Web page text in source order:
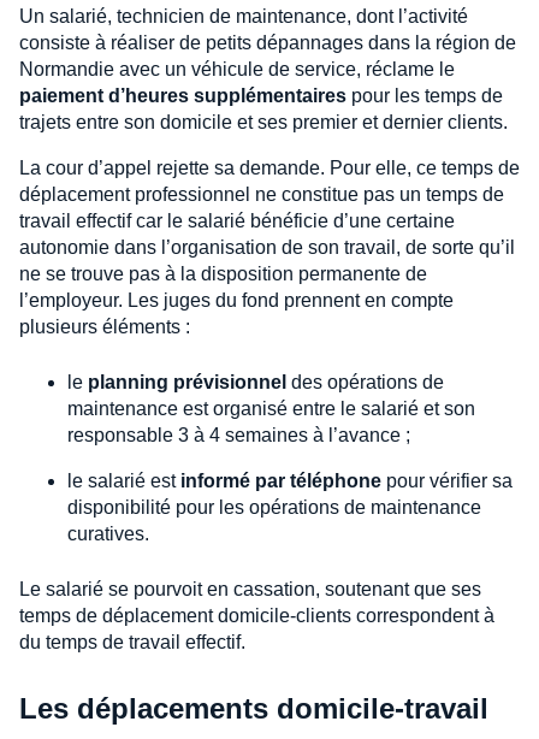
Un salarié, technicien de maintenance, dont l’activité
consiste à réaliser de petits dépannages dans la région de
Normandie avec un véhicule de service, réclame le
paiement d’heures supplémentaires pour les temps de
trajets entre son domicile et ses premier et dernier clients.
La cour d’appel rejette sa demande. Pour elle, ce temps de
déplacement professionnel ne constitue pas un temps de
travail effectif car le salarié bénéficie d’une certaine
autonomie dans l’organisation de son travail, de sorte qu’il
ne se trouve pas à la disposition permanente de
l’employeur. Les juges du fond prennent en compte
plusieurs éléments :
le planning prévisionnel des opérations de
maintenance est organisé entre le salarié et son
responsable 3 à 4 semaines à l’avance ;
le salarié est informé par téléphone pour vérifier sa
disponibilité pour les opérations de maintenance
curatives.
Le salarié se pourvoit en cassation, soutenant que ses
temps de déplacement domicile-clients correspondent à
du temps de travail effectif.
Les déplacements domicile-travail